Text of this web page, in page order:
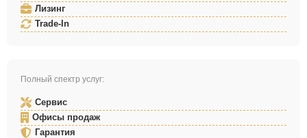
Лизинг
Trade-In
Полный спектр услуг:
Сервис
Офисы продаж
Гарантия